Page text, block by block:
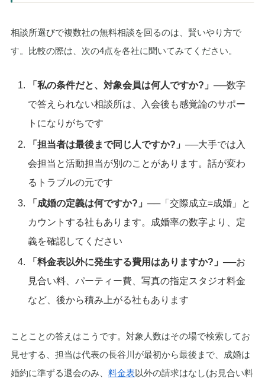
相談所選びで複数社の無料相談を回るのは、賢いやり方で
す。比較の際は、次の4点を各社に聞いてみてください。
「私の条件だと、対象会員は何人ですか?」──数字
で答えられない相談所は、入会後も感覚論のサポー
トになりがちです
「担当者は最後まで同じ人ですか?」──大手では入
会担当と活動担当が別のことがあります。話が変わ
るトラブルの元です
「成婚の定義は何ですか?」──「交際成立=成婚」と
カウントする社もあります。成婚率の数字より、定
義を確認してください
「料金表以外に発生する費用はありますか?」──お
見合い料、パーティー費、写真の指定スタジオ料金
など、後から積み上がる社もあります
ことことの答えはこうです。対象人数はその場で検索してお
見せする、担当は代表の長谷川が最初から最後まで、成婚は
婚約に準ずる退会のみ、 料金表以外の請求はなし(お見合い料